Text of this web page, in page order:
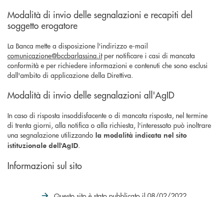
Modalità di invio delle segnalazioni e recapiti del
soggetto erogatore
La Banca mette a disposizione l'indirizzo e-mail
comunicazione@bccbarlassina.itper notificare i casi di mancata
conformità e per richiedere informazioni e contenuti che sono esclusi
dall'ambito di applicazione della Direttiva.
Modalità di invio delle segnalazioni all'AgID
In caso di risposta insoddisfacente o di mancata risposta, nel termine
di trenta giorni, alla notifica o alla richiesta, l'interessato può inoltrare
una segnalazione utilizzando la modalità indicata nel sito
istituzionale dell'AgID.
Informazioni sul sito